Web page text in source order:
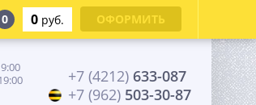
+7 (4212) 633-087
+7 (962) 503-30-87
0 0 руб. ОФОРМИТЬ